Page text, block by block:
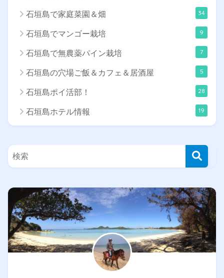
石垣島で家庭菜園＆畑 34
石垣島でマンゴー栽培 9
石垣島で無農薬パイン栽培 7
石垣島の穴場ご飯＆カフェ＆居酒屋 5
石垣島ポイ活部！ 28
石垣島ホテル情報 19